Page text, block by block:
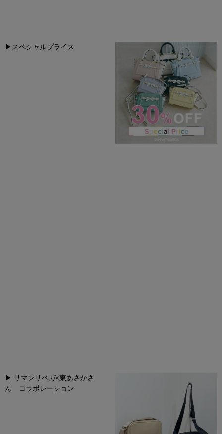
▶︎ スペシャルプライス
▶︎ サマンサベガ×東あさかさ
ん コラボレーション